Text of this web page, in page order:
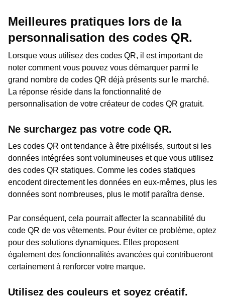
Meilleures pratiques lors de la
personnalisation des codes QR.
Lorsque vous utilisez des codes QR, il est important de
noter comment vous pouvez vous démarquer parmi le
grand nombre de codes QR déjà présents sur le marché.
La réponse réside dans la fonctionnalité de
personnalisation de votre créateur de codes QR gratuit.
Ne surchargez pas votre code QR.
Les codes QR ont tendance à être pixélisés, surtout si les
données intégrées sont volumineuses et que vous utilisez
des codes QR statiques. Comme les codes statiques
encodent directement les données en eux-mêmes, plus les
données sont nombreuses, plus le motif paraîtra dense.
Par conséquent, cela pourrait affecter la scannabilité du
code QR de vos vêtements. Pour éviter ce problème, optez
pour des solutions dynamiques. Elles proposent
également des fonctionnalités avancées qui contribueront
certainement à renforcer votre marque.
Utilisez des couleurs et soyez créatif.